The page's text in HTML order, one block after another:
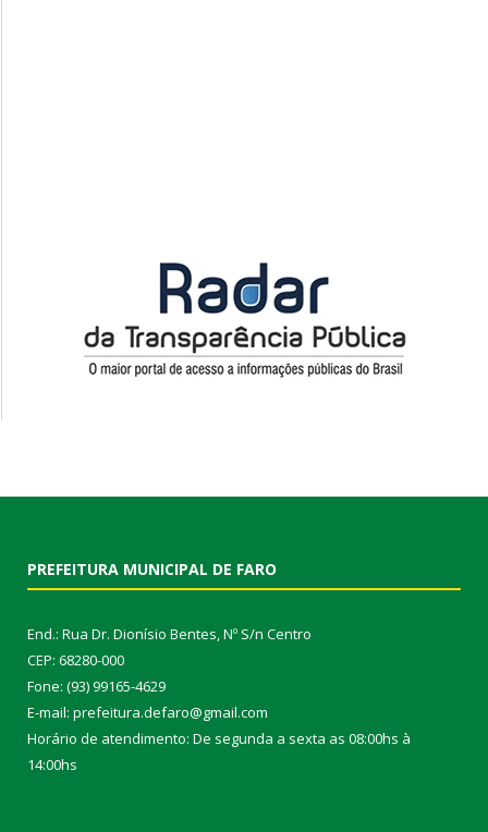
PREFEITURA MUNICIPAL DE FARO
End.: Rua Dr. Dionísio Bentes, Nº S/n Centro
CEP: 68280-000
Fone: (93) 99165-4629
E-mail: prefeitura.defaro@gmail.com
Horário de atendimento: De segunda a sexta as 08:00hs à
14:00hs